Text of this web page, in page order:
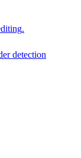
.
detection